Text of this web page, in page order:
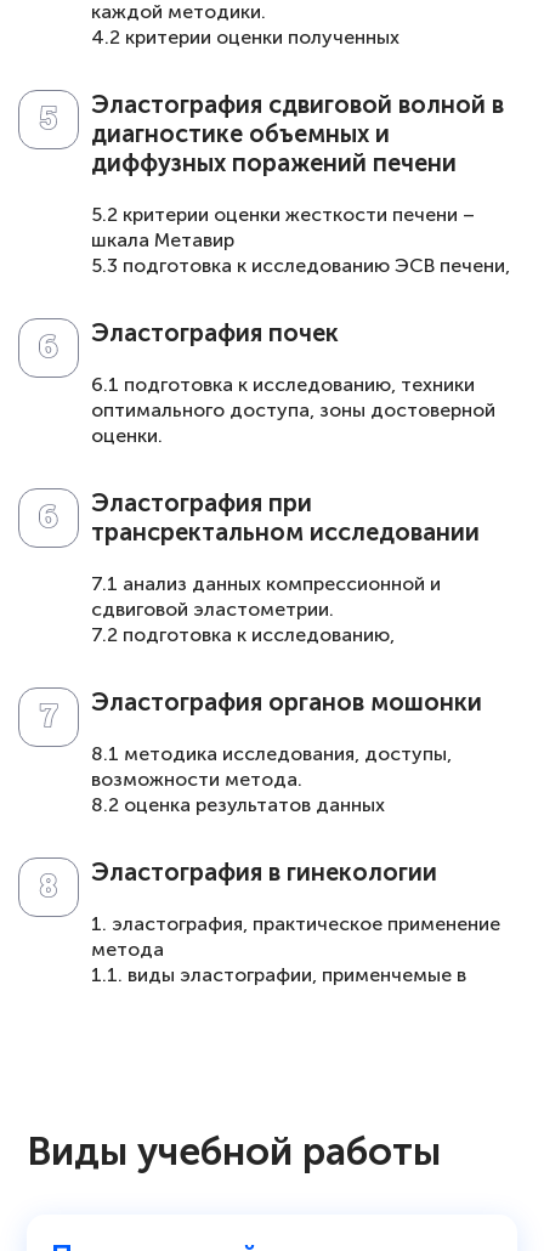
каждой методики.
4.2 критерии оценки полученных
навигации» при проведении тонкоигольной
аспирационной биопсии
Эластография сдвиговой волной в
диагностике объемных и
диффузных поражений печени
5.2 критерии оценки жесткости печени –
шкала Метавир
5.3 подготовка к исследованию ЭСВ печени,
5.4. принцип комплексного УЗИ с ЭСВ у
Эластография почек
6.1 подготовка к исследованию, техники
оптимального доступа, зоны достоверной
оценки.
6.3 критерии оценки выявленной патологии в
режиме ЭСВ.
Эластография при
трансректальном исследовании
7.1 анализ данных компрессионной и
сдвиговой эластометрии.
7.2 подготовка к исследованию,
эластограмм.
Эластография органов мошонки
8.1 методика исследования, доступы,
возможности метода.
8.2 оценка результатов данных
Эластография в гинекологии
1. эластография, практическое применение
метода
1.1. виды эластографии, применчемые в
Виды учебной работы